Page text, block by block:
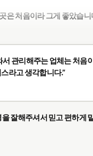
관리해주는 업체는 처음
라고 생각합니다.”
을 잘해주셔서 믿고 편하게 맡
었습니다. 기계도 좋고 이렇